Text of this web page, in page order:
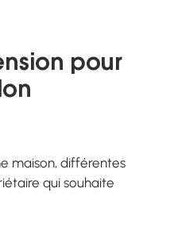
pour
maison, différentes
qui souhaite